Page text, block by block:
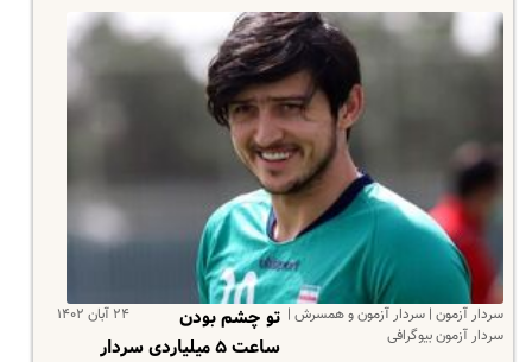
سردار آزمون | سردار آزمون و همسرش |
سردار آزمون بیوگرافی
۲۴ آبان ۱۴۰۲
تو چشم بودن
ساعت ۵ میلیاردی سردار